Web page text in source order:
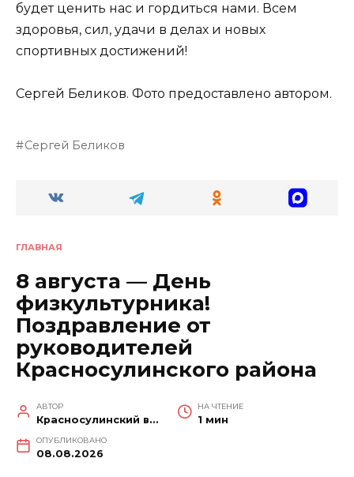
будет ценить нас и гордиться нами. Всем
здоровья, сил, удачи в делах и новых
спортивных достижений!
Сергей Беликов. Фото предоставлено автором.
Сергей Беликов
ГЛАВНАЯ
8 августа — День
физкультурника!
Поздравление от
руководителей
Красносулинского района
АВТОР
Красносулинский вестник
НА ЧТЕНИЕ
1 мин
ОПУБЛИКОВАНО
08.08.2026